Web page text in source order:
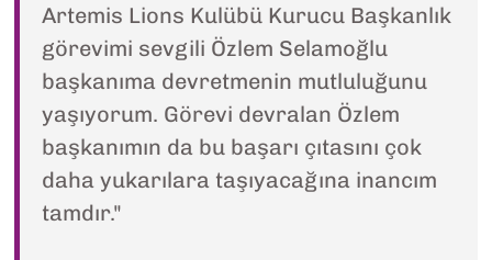
Artemis Lions Kulübü Kurucu Başkanlık
görevimi sevgili Özlem Selamoğlu
başkanıma devretmenin mutluluğunu
yaşıyorum. Görevi devralan Özlem
başkanımın da bu başarı çıtasını çok
daha yukarılara taşıyacağına inancım
tamdır."